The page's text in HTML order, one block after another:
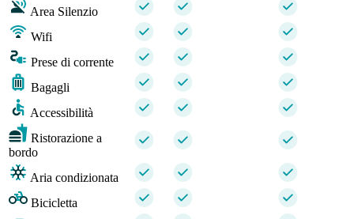
Area Silenzio
Wifi
Prese di corrente
Bagagli
Accessibilità
Ristorazione a
bordo
Aria condizionata
Bicicletta